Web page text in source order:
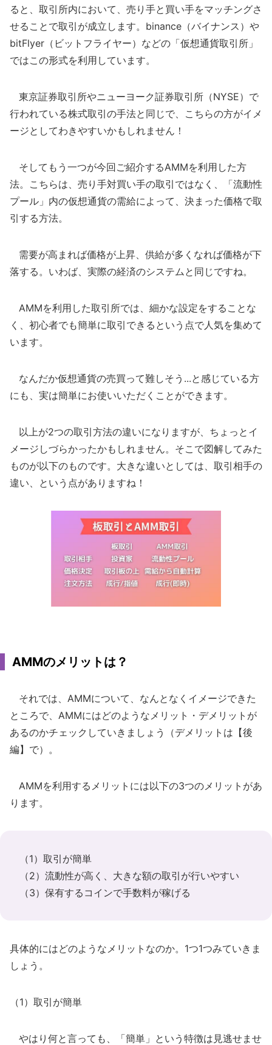
ると、取引所内において、売り手と買い手をマッチングさ
せることで取引が成立します。binance（バイナンス）や
bitFlyer（ビットフライヤー）などの「仮想通貨取引所」
ではこの形式を利用しています。
東京証券取引所やニューヨーク証券取引所（NYSE）で
行われている株式取引の手法と同じで、こちらの方がイメ
ージとしてわきやすいかもしれません！
そしてもう一つが今回ご紹介するAMMを利用した方
法。こちらは、売り手対買い手の取引ではなく、「流動性
プール」内の仮想通貨の需給によって、決まった価格で取
引する方法。
需要が高まれば価格が上昇、供給が多くなれば価格が下
落する。いわば、実際の経済のシステムと同じですね。
AMMを利用した取引所では、細かな設定をすることな
く、初心者でも簡単に取引できるという点で人気を集めて
います。
なんだか仮想通貨の売買って難しそう...と感じている方
にも、実は簡単にお使いいただくことができます。
以上が2つの取引方法の違いになりますが、ちょっとイ
メージしづらかったかもしれません。そこで図解してみた
ものが以下のものです。大きな違いとしては、取引相手の
違い、という点がありますね！
AMMのメリットは？
それでは、AMMについて、なんとなくイメージできた
ところで、AMMにはどのようなメリット・デメリットが
あるのかチェックしていきましょう（デメリットは【後
編】で）。
AMMを利用するメリットには以下の3つのメリットがあ
ります。
（1）取引が簡単
（2）流動性が高く、大きな額の取引が行いやすい
（3）保有するコインで手数料が稼げる
具体的にはどのようなメリットなのか。1つ1つみていきま
しょう。
（1）取引が簡単
やはり何と言っても、「簡単」という特徴は見逃せませ